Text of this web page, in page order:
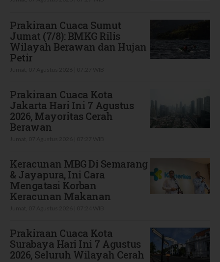
Prakiraan Cuaca Sumut
Jumat (7/8): BMKG Rilis
Wilayah Berawan dan Hujan
Petir
Prakiraan Cuaca Kota
Jakarta Hari Ini 7 Agustus
2026, Mayoritas Cerah
Berawan
Keracunan MBG Di Semarang
& Jayapura, Ini Cara
Mengatasi Korban
Keracunan Makanan
Prakiraan Cuaca Kota
Surabaya Hari Ini 7 Agustus
2026, Seluruh Wilayah Cerah